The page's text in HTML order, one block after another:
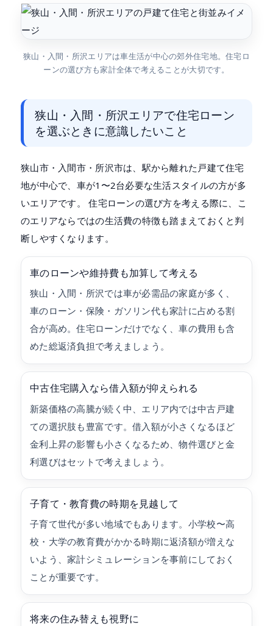
狭山・入間・所沢エリアは車生活が中心の郊外住宅地。住宅ロ
ーンの選び方も家計全体で考えることが大切です。
狭山・入間・所沢エリアで住宅ローン
を選ぶときに意識したいこと
狭山市・入間市・所沢市は、駅から離れた戸建て住宅
地が中心で、車が1〜2台必要な生活スタイルの方が多
いエリアです。 住宅ローンの選び方を考える際に、こ
のエリアならではの生活費の特徴も踏まえておくと判
断しやすくなります。
車のローンや維持費も加算して考える
狭山・入間・所沢では車が必需品の家庭が多く、
車のローン・保険・ガソリン代も家計に占める割
合が高め。住宅ローンだけでなく、車の費用も含
めた総返済負担で考えましょう。
中古住宅購入なら借入額が抑えられる
新築価格の高騰が続く中、エリア内では中古戸建
ての選択肢も豊富です。借入額が小さくなるほど
金利上昇の影響も小さくなるため、物件選びと金
利選びはセットで考えましょう。
子育て・教育費の時期を見越して
子育て世代が多い地域でもあります。小学校〜高
校・大学の教育費がかかる時期に返済額が増えな
いよう、家計シミュレーションを事前にしておく
ことが重要です。
将来の住み替えも視野に